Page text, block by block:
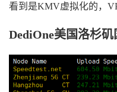
看到是KMV虚拟化的，
DediOne美国洛杉